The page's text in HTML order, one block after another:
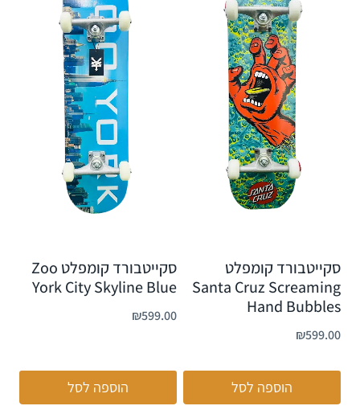
סקייטבורד קומפלט
Santa Cruz Screaming
Hand Bubbles
₪599.00
הוספה לסל
סקייטבורד קומפלט Zoo
York City Skyline Blue
₪599.00
הוספה לסל